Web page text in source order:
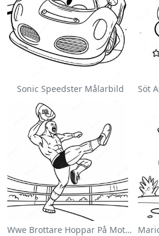
Sonic Speedster Målarbild
Wwe Brottare Hoppar På Motståndare Målarbild